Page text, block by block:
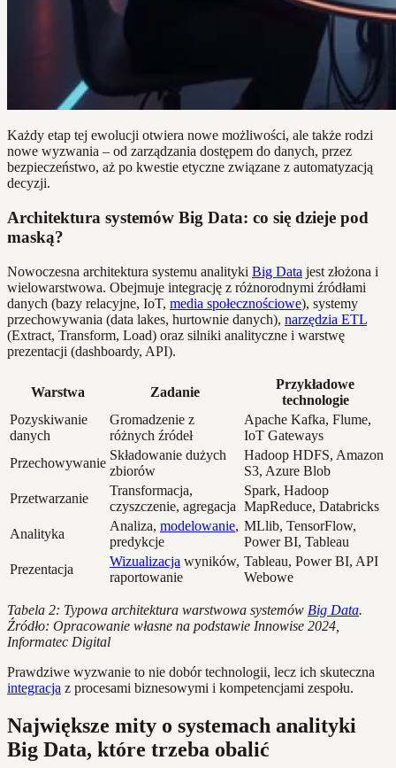
Każdy etap tej ewolucji otwiera nowe możliwości, ale także rodzi
nowe wyzwania – od zarządzania dostępem do danych, przez
bezpieczeństwo, aż po kwestie etyczne związane z automatyzacją
decyzji.
Architektura systemów Big Data: co się dzieje pod
maską?
Nowoczesna architektura systemu analityki Big Data jest złożona i
wielowarstwowa. Obejmuje integrację z różnorodnymi źródłami
danych (bazy relacyjne, IoT, media społecznościowe), systemy
przechowywania (data lakes, hurtownie danych), narzędzia ETL
(Extract, Transform, Load) oraz silniki analityczne i warstwę
prezentacji (dashboardy, API).
Warstwa Zadanie
Przykładowe
technologie
Pozyskiwanie
danych
Gromadzenie z
różnych źródeł
Apache Kafka, Flume,
IoT Gateways
Przechowywanie
Składowanie dużych
zbiorów
Hadoop HDFS, Amazon
S3, Azure Blob
Przetwarzanie
Transformacja,
czyszczenie, agregacja
Spark, Hadoop
MapReduce, Databricks
Analityka
Analiza, modelowanie,
predykcje
MLlib, TensorFlow,
Power BI, Tableau
Prezentacja
Wizualizacja wyników,
raportowanie
Tableau, Power BI, API
Webowe
Tabela 2: Typowa architektura warstwowa systemów Big Data.
Źródło: Opracowanie własne na podstawie Innowise 2024,
Informatec Digital
Prawdziwe wyzwanie to nie dobór technologii, lecz ich skuteczna
integracja z procesami biznesowymi i kompetencjami zespołu.
Największe mity o systemach analityki
Big Data, które trzeba obalić